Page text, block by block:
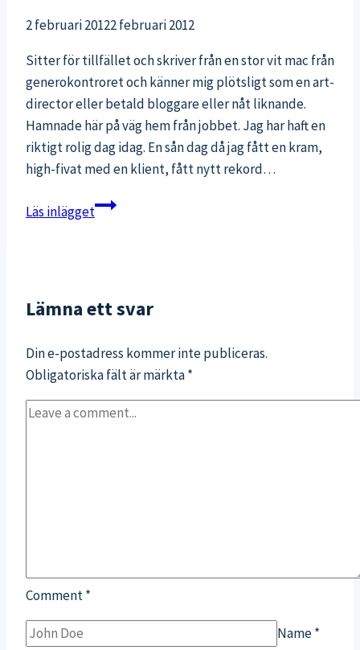
2 februari 20122 februari 2012
Sitter för tillfället och skriver från en stor vit mac från
generokontroret och känner mig plötsligt som en art-
director eller betald bloggare eller nåt liknande.
Hamnade här på väg hem från jobbet. Jag har haft en
riktigt rolig dag idag. En sån dag då jag fått en kram,
high-fivat med en klient, fått nytt rekord…
Läs inläggetAt
Lämna ett svar
Din e-postadress kommer inte publiceras.
Obligatoriska fält är märkta*
Comment*
Name*